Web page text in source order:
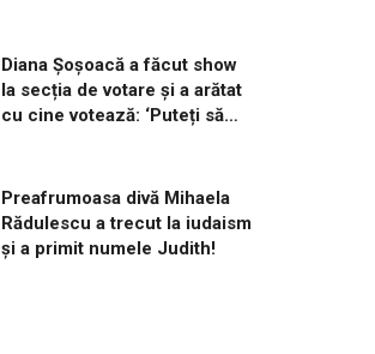
Diana Șoșoacă a făcut show
la secția de votare și a arătat
cu cine votează: ‘Puteți să
Preafrumoasa divă Mihaela
Rădulescu a trecut la iudaism
și a primit numele Judith!